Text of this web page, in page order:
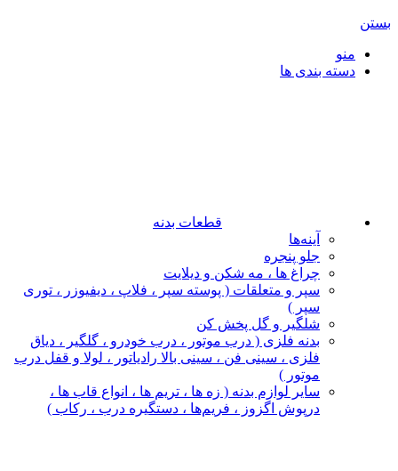
بستن
منو
دسته بندی ها
قطعات بدنه
آینه‌ها
جلو پنجره
چراغ‌ ها ، مه‌ شکن و دیلایت
سپر و متعلقات ( پوسته سپر ، فلاپ ، دیفیوزر ، توری
سپر )
شلگیر و گل‌ پخش‌ کن
بدنه فلزی ( درب موتور ، درب خودرو ، گلگیر ، دیاق
فلزی ، سینی فن ، سینی بالا رادیاتور ، لولا و قفل درب
موتور )
سایر لوازم بدنه ( زه ها ، تریم ها ، انواع قاب ها ،
درپوش اگزوز ، فریم‌ها ، دستگیره درب ، رکاب )